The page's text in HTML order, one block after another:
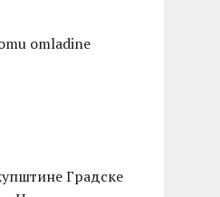
omladine
Градске